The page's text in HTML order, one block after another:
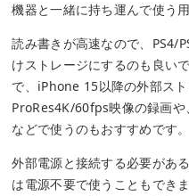
機器と一緒に持ち運んで使う
読み書きが高速なので、PS4/
けストレージにするのも良い
で、iPhone 15以降の外部スト
ProRes4K/60fps映像の録画
などで使うのもおすすめです。
外部電源と接続する必要があ
は電源不要で使うこともでき